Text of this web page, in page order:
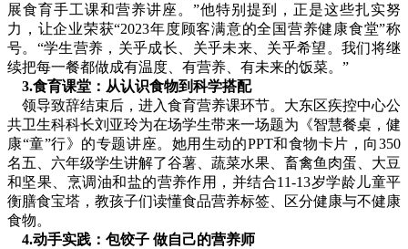
展食育手工课和营养讲座。”他特别提到，正是这些扎实努
力，让企业荣获“2023年度顾客满意的全国营养健康食堂”称
号。“学生营养，关乎成长、关乎未来、关乎希望。我们将继
续把每一餐都做成有温度、有营养、有未来的饭菜。”
3.食育课堂：从认识食物到科学搭配
领导致辞结束后，进入食育营养课环节。大东区疾控中心公
共卫生科科长刘亚玲为在场学生带来一场题为《智慧餐桌，健
康“童”行》的专题讲座。她用生动的PPT和食物卡片，向350
名五、六年级学生讲解了谷薯、蔬菜水果、畜禽鱼肉蛋、大豆
和坚果、烹调油和盐的营养作用，并结合11-13岁学龄儿童平
衡膳食宝塔，教孩子们读懂食品营养标签、区分健康与不健康
食物。
4.动手实践：包饺子 做自己的营养师